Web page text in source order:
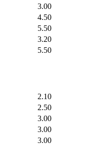
3.00
4.50
5.50
3.20
5.50
2.10
2.50
3.00
3.00
3.00